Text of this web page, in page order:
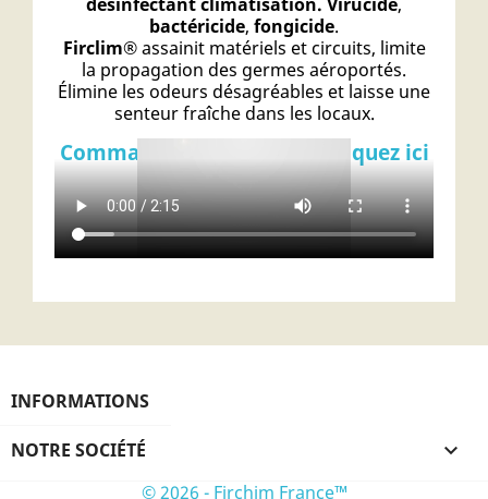
bactéricide, fongicide.
Firclim® assainit matériels et circuits, limite
la propagation des germes aéroportés.
Élimine les odeurs désagréables et laisse une
senteur fraîche dans les locaux.
Commandez-le en ligne ! Cliquez ici
INFORMATIONS
NOTRE SOCIÉTÉ 
© 2026 - Firchim France™